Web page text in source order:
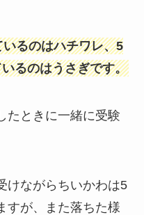
るのはハチワレ、5
るのはうさぎです。
たときに一緒に受験
けながらちいかわは5
すが、また落ちた様